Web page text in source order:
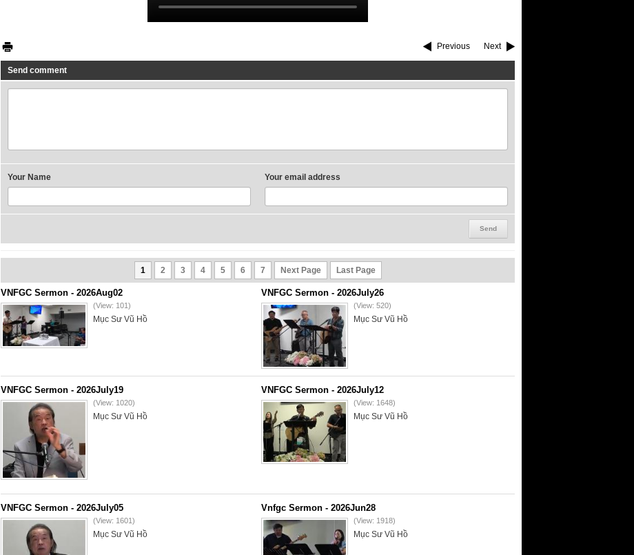
Previous Next
Send comment
Your Name Your email address
1 2 3 4 5 6 7 Next Page Last Page
VNFGC Sermon - 2026Aug02
(View: 101)
Mục Sư Vũ Hồ
VNFGC Sermon - 2026July26
(View: 520)
Mục Sư Vũ Hồ
VNFGC Sermon - 2026July19
(View: 1020)
Mục Sư Vũ Hồ
VNFGC Sermon - 2026July12
(View: 1648)
Mục Sư Vũ Hồ
VNFGC Sermon - 2026July05
(View: 1601)
Mục Sư Vũ Hồ
Vnfgc Sermon - 2026Jun28
(View: 1918)
Mục Sư Vũ Hồ